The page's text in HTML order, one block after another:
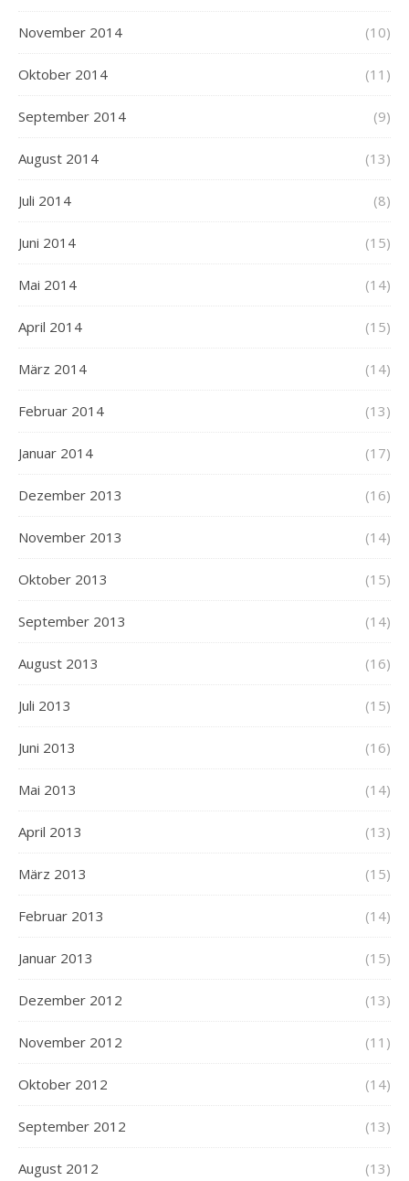
November 2014 (10)
Oktober 2014 (11)
September 2014 (9)
August 2014 (13)
Juli 2014 (8)
Juni 2014 (15)
Mai 2014 (14)
April 2014 (15)
März 2014 (14)
Februar 2014 (13)
Januar 2014 (17)
Dezember 2013 (16)
November 2013 (14)
Oktober 2013 (15)
September 2013 (14)
August 2013 (16)
Juli 2013 (15)
Juni 2013 (16)
Mai 2013 (14)
April 2013 (13)
März 2013 (15)
Februar 2013 (14)
Januar 2013 (15)
Dezember 2012 (13)
November 2012 (11)
Oktober 2012 (14)
September 2012 (13)
August 2012 (13)